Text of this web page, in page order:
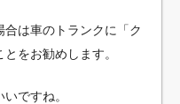
は車のトランクに「ク
をお勧めします。
ですね。